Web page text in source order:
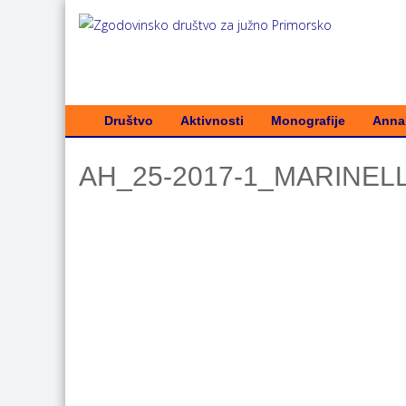
Društvo Aktivnosti Monografije
AH_25-2017-